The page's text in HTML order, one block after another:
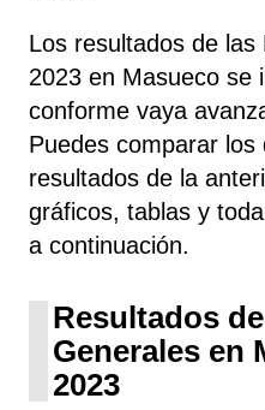
Los resultados de
2023 en Masueco se
conforme vaya
Puedes comparar los
resultados de la
gráficos, tablas y
a continuación.
Resultados
Generales en
2023